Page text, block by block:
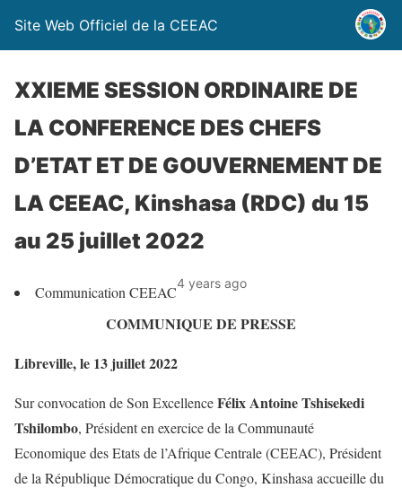
Site Web Officiel de la CEEAC
XXIEME SESSION ORDINAIRE DE
LA CONFERENCE DES CHEFS
D’ETAT ET DE GOUVERNEMENT DE
LA CEEAC, Kinshasa (RDC) du 15
au 25 juillet 2022
Communication CEEAC4 years ago
COMMUNIQUE DE PRESSE
Libreville, le 13 juillet 2022
Sur convocation de Son ExcellenceFélix Antoine Tshisekedi
Tshilombo, Président en exercice de la Communauté
Economique des Etats de l’Afrique Centrale (CEEAC), Président
de la République Démocratique du Congo, Kinshasa accueille du